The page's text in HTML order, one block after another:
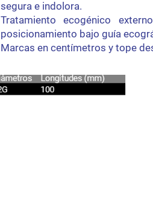
segura e indolora.
Tratamiento ecogénico
posicionamiento bajo guía
Marcas en centímetros y tope